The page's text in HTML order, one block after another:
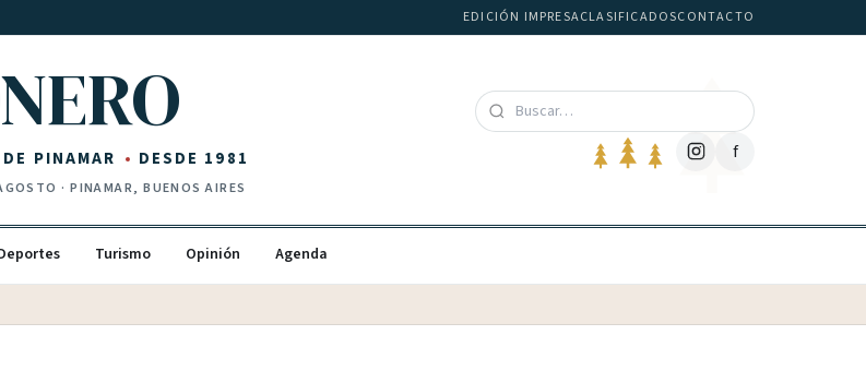
EDICIÓN IMPRESACLASIFICADOSCONTACTO
PINAMAR DESDE 1981
· PINAMAR, BUENOS AIRES
f
Turismo Opinión Agenda